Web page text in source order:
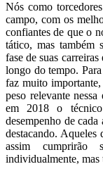
Nós como
campo, com os
confiantes de que o
tático, mas também
fase de suas
longo do tempo.
faz muito
peso relevante
em 2018 o
desempenho de
destacando. Aqueles
assim
individualmente,